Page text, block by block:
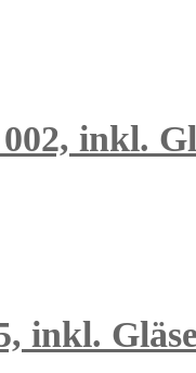
inkl.
inkl.